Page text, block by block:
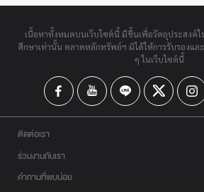
เนื้อหาทั้งหมดบนเว็บไซต์นี้ มีขึ้นเพื่อวัตถุประสงค์ใ
ศึกษาเท่านั้น ตลาดหลักทรัพย์ฯ มิได้ให้การรับรองแ
ๆ ในเว็บไซต์นี้
ติดต่อเรา
ร่วมงานกับเรา
คำถามที่พบบ่อย